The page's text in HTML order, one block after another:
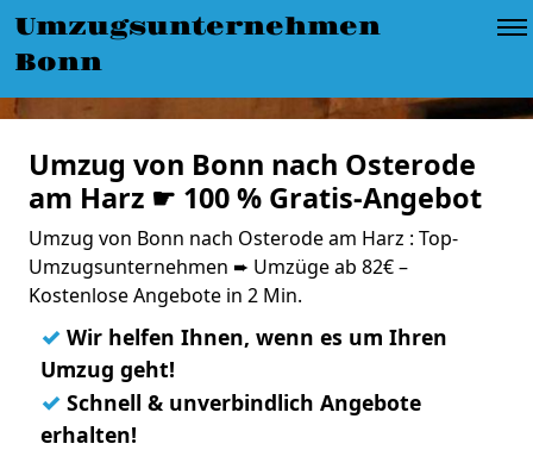
Umzugsunternehmen
Bonn
Umzug von Bonn nach Osterode
am Harz ☛ 100 % Gratis-Angebot
Umzug von Bonn nach Osterode am Harz : Top-
Umzugsunternehmen ➨ Umzüge ab 82€ –
Kostenlose Angebote in 2 Min.
✓ Wir helfen Ihnen, wenn es um Ihren
Umzug geht!
✓ Schnell & unverbindlich Angebote
erhalten!